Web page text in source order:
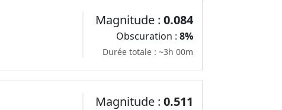
Magnitude : 0.084
Obscuration : 8%
Durée totale : ~3h 00m
Magnitude : 0.511